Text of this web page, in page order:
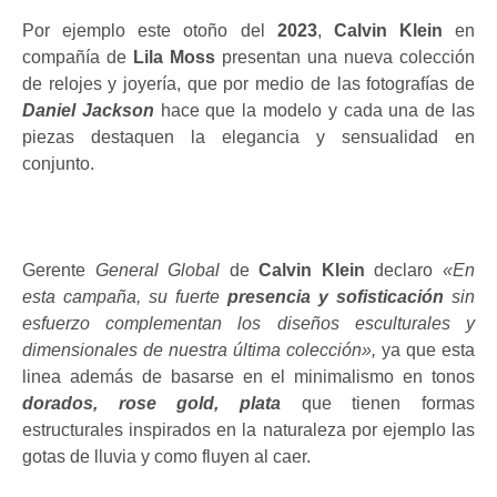
Por ejemplo este otoño del 2023, Calvin Klein en
compañía de Lila Moss presentan una nueva colección
de relojes y joyería, que por medio de las fotografías de
Daniel Jackson hace que la modelo y cada una de las
piezas destaquen la elegancia y sensualidad en
conjunto.
Gerente General Global deCalvin Klein declaro«En
esta campaña, su fuerte presencia y sofisticación sin
esfuerzo complementan los diseños esculturales y
dimensionales de nuestra última colección», ya que esta
linea además de basarse en el minimalismo en tonos
dorados, rose gold, plata
que tienen formas
estructurales inspirados en la naturaleza por ejemplo las
gotas de lluvia y como fluyen al caer.